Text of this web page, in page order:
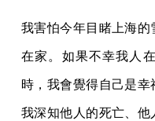
我害怕今年目睹上海
在家。如果不幸我人
時，我會覺得自己是幸
我深知他人的死亡、